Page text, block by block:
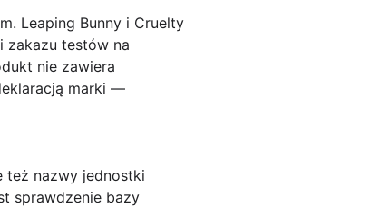
Leaping Bunny i Cruelty
zakazu testów na
nie zawiera
marki —
też nazwy jednostki
sprawdzenie bazy